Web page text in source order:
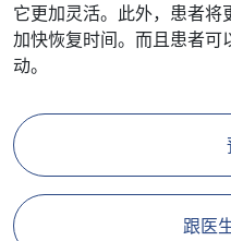
它更加灵活。此外，患者
加快恢复时间。而且患者
动。
跟医